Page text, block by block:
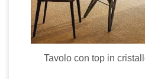
Tavolo con top in